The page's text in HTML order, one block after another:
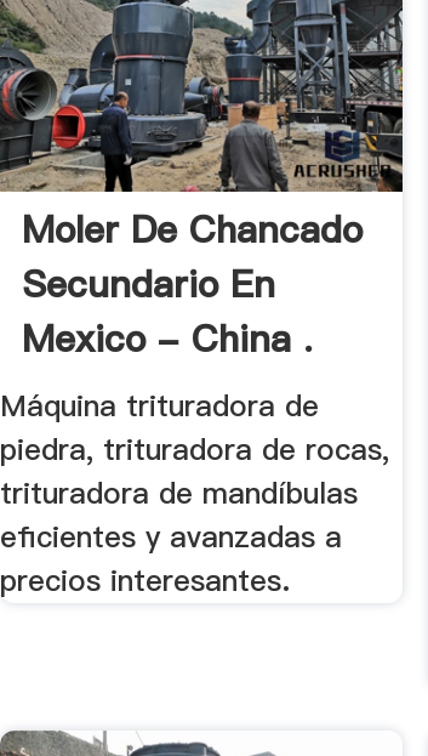
Moler De Chancado
Secundario En
Mexico - China .
Máquina trituradora de
piedra, trituradora de rocas,
trituradora de mandíbulas
eficientes y avanzadas a
precios interesantes.